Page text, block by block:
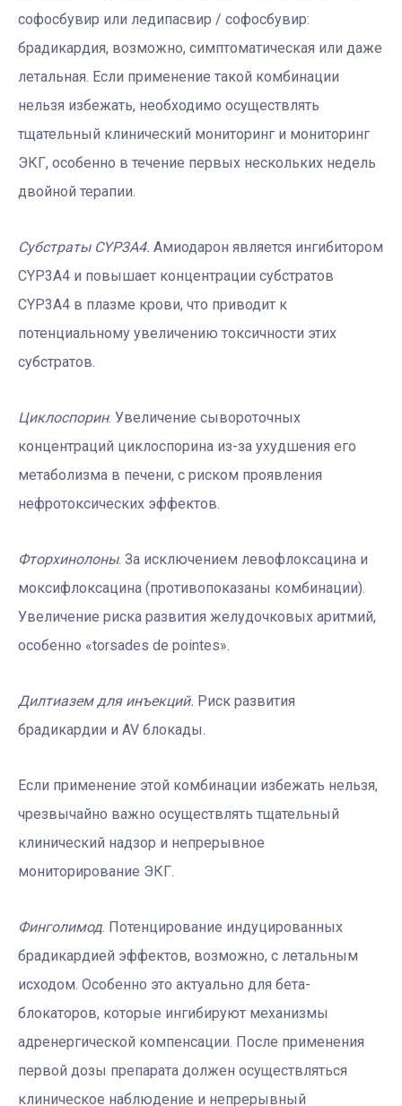
софосбувир или ледипасвир / софосбувир:
брадикардия, возможно, симптоматическая или даже
летальная. Если применение такой комбинации
нельзя избежать, необходимо осуществлять
тщательный клинический мониторинг и мониторинг
ЭКГ, особенно в течение первых нескольких недель
двойной терапии.
Субстраты CYP3A4. Амиодарон является ингибитором
CYP3A4 и повышает концентрации субстратов
CYP3A4 в плазме крови, что приводит к
потенциальному увеличению токсичности этих
субстратов.
Циклоспорин. Увеличение сывороточных
концентраций циклоспорина из-за ухудшения его
метаболизма в печени, с риском проявления
нефротоксических эффектов.
Фторхинолоны. За исключением левофлоксацина и
моксифлоксацина (противопоказаны комбинации).
Увеличение риска развития желудочковых аритмий,
особенно «torsades de pointes».
Дилтиазем для инъекций. Риск развития
брадикардии и AV блокады.
Если применение этой комбинации избежать нельзя,
чрезвычайно важно осуществлять тщательный
клинический надзор и непрерывное
мониторирование ЭКГ.
Финголимод . Потенцирование индуцированных
брадикардией эффектов, возможно, с летальным
исходом. Особенно это актуально для бета-
блокаторов, которые ингибируют механизмы
адренергической компенсации. После применения
первой дозы препарата должен осуществляться
клиническое наблюдение и непрерывный